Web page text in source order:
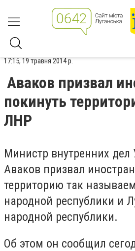
17:15, 19 травня 2014 р.
Аваков призвал
покинуть
ЛНР
Министр внутренних дел
Аваков призвал
территорию так
народной республики и
народной республики.
Об этом он сообщил